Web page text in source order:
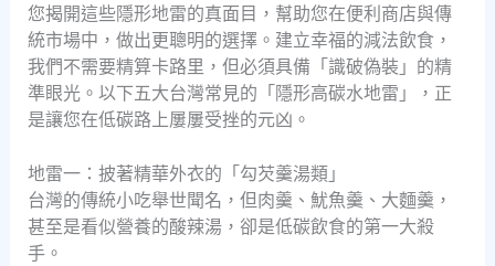
您揭開這些隱形地雷的真面目，幫助您在便利商店與傳
統市場中，做出更聰明的選擇。建立幸福的減法飲食，
我們不需要精算卡路里，但必須具備「識破偽裝」的精
準眼光。以下五大台灣常見的「隱形高碳水地雷」，正
是讓您在低碳路上屢屢受挫的元凶。
地雷一：披著精華外衣的「勾芡羹湯類」
台灣的傳統小吃舉世聞名，但肉羹、魷魚羹、大麵羹，
甚至是看似營養的酸辣湯，卻是低碳飲食的第一大殺
手。